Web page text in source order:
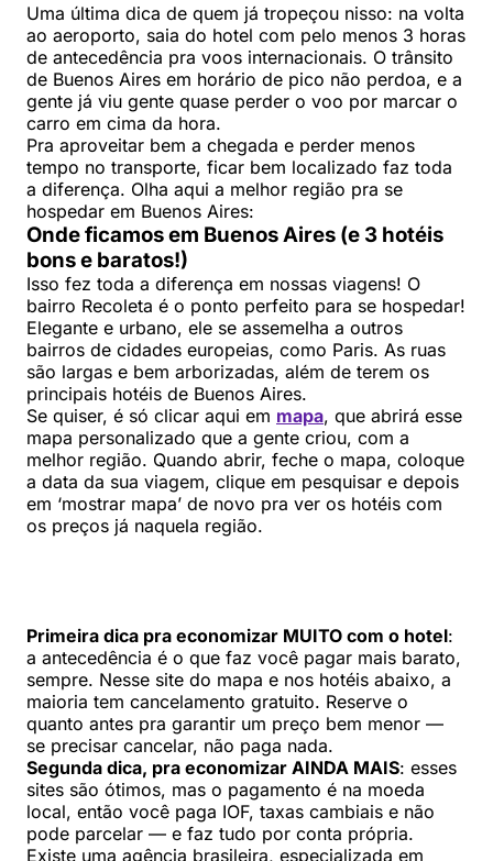
Uma última dica de quem já tropeçou nisso: na volta
ao aeroporto, saia do hotel com pelo menos 3 horas
de antecedência pra voos internacionais. O trânsito
de Buenos Aires em horário de pico não perdoa, e a
gente já viu gente quase perder o voo por marcar o
carro em cima da hora.
Pra aproveitar bem a chegada e perder menos
tempo no transporte, ficar bem localizado faz toda
a diferença. Olha aqui a melhor região pra se
hospedar em Buenos Aires:
Onde ficamos em Buenos Aires (e 3 hotéis
bons e baratos!)
Isso fez toda a diferença em nossas viagens! O
bairro Recoleta é o ponto perfeito para se hospedar!
Elegante e urbano, ele se assemelha a outros
bairros de cidades europeias, como Paris. As ruas
são largas e bem arborizadas, além de terem os
principais hotéis de Buenos Aires.
Se quiser, é só clicar aqui em mapa, que abrirá esse
mapa personalizado que a gente criou, com a
melhor região. Quando abrir, feche o mapa, coloque
a data da sua viagem, clique em pesquisar e depois
em ‘mostrar mapa’ de novo pra ver os hotéis com
os preços já naquela região.
Primeira dica pra economizar MUITO com o hotel:
a antecedência é o que faz você pagar mais barato,
sempre. Nesse site do mapa e nos hotéis abaixo, a
maioria tem cancelamento gratuito. Reserve o
quanto antes pra garantir um preço bem menor —
se precisar cancelar, não paga nada.
Segunda dica, pra economizar AINDA MAIS: esses
sites são ótimos, mas o pagamento é na moeda
local, então você paga IOF, taxas cambiais e não
pode parcelar — e faz tudo por conta própria.
Existe uma agência brasileira, especializada em